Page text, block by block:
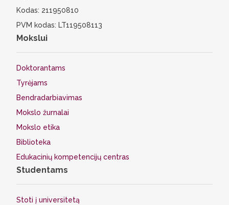
Kodas: 211950810
PVM kodas: LT119508113
Mokslui
Doktorantams
Tyrėjams
Bendradarbiavimas
Mokslo žurnalai
Mokslo etika
Biblioteka
Edukacinių kompetencijų centras
Studentams
Stoti į universitetą